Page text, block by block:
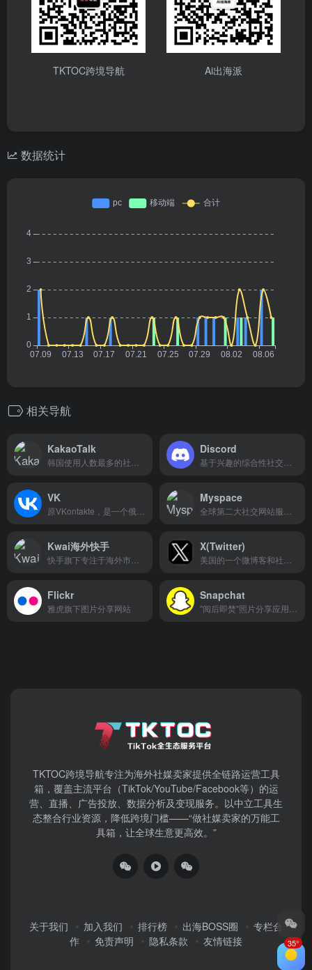
TKTOC跨境导航 Ai出海派
数据统计
相关导航
KakaoTalk Discord
VK Myspace
Kwai海外快手 X(Twitter)
Flickr
雅虎旗下图片分享网站
Snapchat
TKTOC跨境导航​专注为海外社媒卖家提供全链路运营工具
箱，覆盖主流平台（TikTok/YouTube/Facebook等）​的运
营、直播、广告投放、数据分析及变现服务。以中立工具生
态整合行业资源，降低跨境门槛——“做社媒卖家的万能工
具箱，让全球生意更高效。”
关于我们 加入我们 排行榜 出海BOSS圈
专栏合
作
免责声明 隐私条款 友情链接 35°